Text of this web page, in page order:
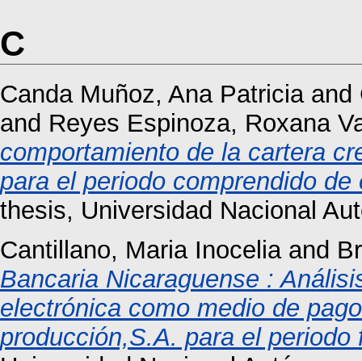
C
Canda Muñoz, Ana Patriciaand
and Reyes Espinoza, Roxana
comportamiento de la cartera
para el periodo comprendido
thesis, Universidad Nacional
Cantillano, Maria Inoceliaand
Bancaria Nicaraguense :
electrónica como medio de
producción,S.A. para el periodo